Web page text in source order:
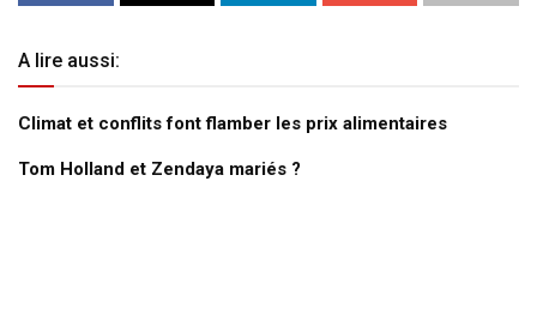
A lire aussi:
Climat et conflits font flamber les prix alimentaires
Tom Holland et Zendaya mariés ?